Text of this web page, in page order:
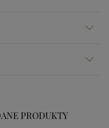
PRODUKTY